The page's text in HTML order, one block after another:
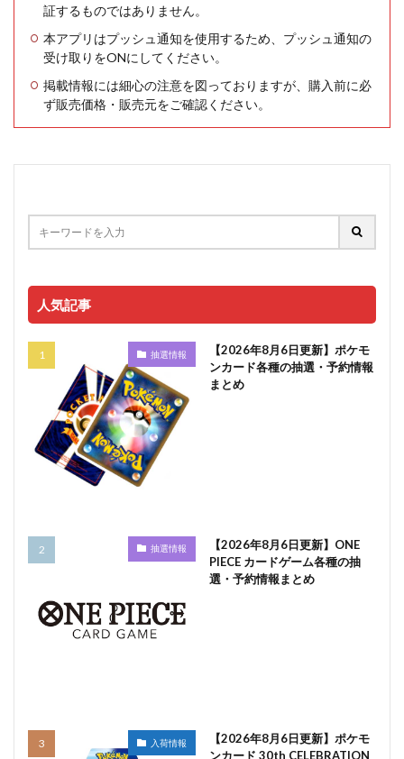
証するものではありません。
本アプリはプッシュ通知を使用するため、プッシュ通知の
受け取りをONにしてください。
掲載情報には細心の注意を図っておりますが、購入前に必
ず販売価格・販売元をご確認ください。
人気記事
抽選情報
【2026年8月6日更新】ポケモ
ンカード各種の抽選・予約情報
まとめ
抽選情報
【2026年8月6日更新】ONE
PIECE カードゲーム各種の抽
選・予約情報まとめ
入荷情報
【2026年8月6日更新】ポケモ
ンカード 30th CELEBRATION